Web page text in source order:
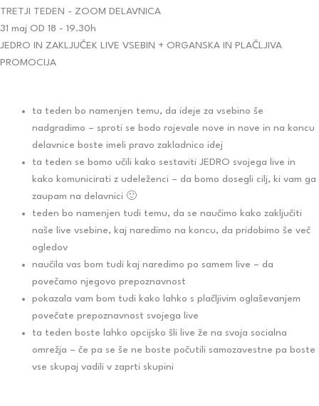
TRETJI TEDEN - ZOOM DELAVNICA
31 maj OD 18 - 19.30h
JEDRO IN ZAKLJUČEK LIVE VSEBIN + ORGANSKA IN PLAČLJIVA
PROMOCIJA
ta teden bo namenjen temu, da ideje za vsebino še
nadgradimo – sproti se bodo rojevale nove in nove in na koncu
delavnice boste imeli pravo zakladnico idej
ta teden se bomo učili kako sestaviti JEDRO svojega live in
kako komunicirati z udeleženci – da bomo dosegli cilj, ki vam ga
zaupam na delavnici 🙂
teden bo namenjen tudi temu, da se naučimo kako zaključiti
naše live vsebine, kaj naredimo na koncu, da pridobimo še več
ogledov
naučila vas bom tudi kaj naredimo po samem live – da
povečamo njegovo prepoznavnost
pokazala vam bom tudi kako lahko s plačljivim oglaševanjem
povečate prepoznavnost svojega live
ta teden boste lahko opcijsko šli live že na svoja socialna
omrežja – če pa se še ne boste počutili samozavestne pa boste
vse skupaj vadili v zaprti skupini